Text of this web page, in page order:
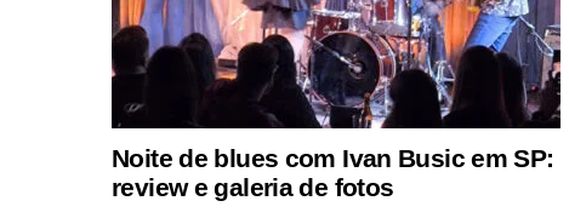
Noite de blues com Ivan Busic em SP:
review e galeria de fotos